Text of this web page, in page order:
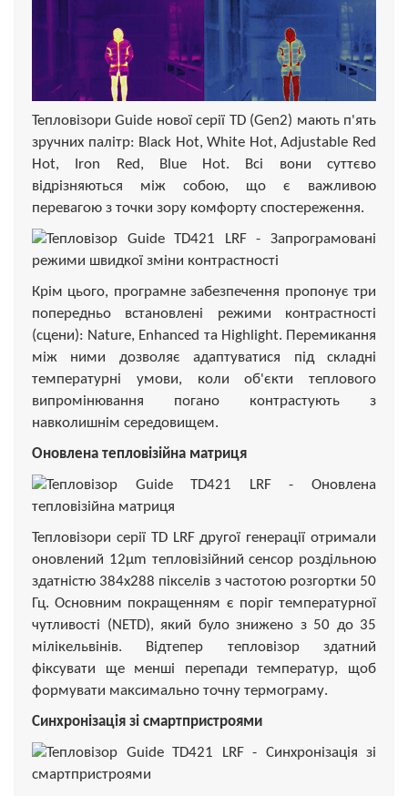
Тепловізори Guide нової серії TD (Gen2) мають п'ять
зручних палітр: Black Hot, White Hot, Adjustable Red
Hot, Iron Red, Blue Hot. Всі вони суттєво
відрізняються між собою, що є важливою
перевагою з точки зору комфорту спостереження.
Крім цього, програмне забезпечення пропонує три
попередньо встановлені режими контрастності
(сцени): Nature, Enhanced та Highlight. Перемикання
між ними дозволяє адаптуватися під складні
температурні умови, коли об'єкти теплового
випромінювання погано контрастують з
навколишнім середовищем.
Оновлена тепловізійна матриця
Тепловізори серії TD LRF другої генерації отримали
оновлений 12µm тепловізійний сенсор роздільною
здатністю 384х288 пікселів з частотою розгортки 50
Гц. Основним покращенням є поріг температурної
чутливості (NETD), який було знижено з 50 до 35
мілікельвінів. Відтепер тепловізор здатний
фіксувати ще менші перепади температур, щоб
формувати максимально точну термограму.
Синхронізація зі смартпристроями